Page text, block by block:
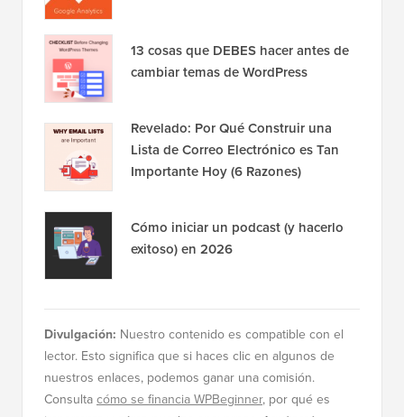
13 cosas que DEBES hacer antes de
cambiar temas de WordPress
Revelado: Por Qué Construir una
Lista de Correo Electrónico es Tan
Importante Hoy (6 Razones)
Cómo iniciar un podcast (y hacerlo
exitoso) en 2026
Divulgación: Nuestro contenido es compatible con el
lector. Esto significa que si haces clic en algunos de
nuestros enlaces, podemos ganar una comisión.
Consultacómo se financia WPBeginner, por qué es